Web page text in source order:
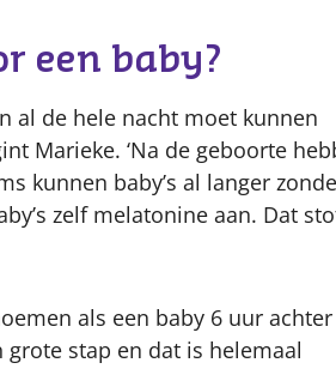
een baby?
al de hele nacht moet kunnen
Marieke. ‘Na de geboorte
kunnen baby’s al langer
zelf melatonine aan. Dat
als een baby 6 uur
grote stap en dat is helemaal